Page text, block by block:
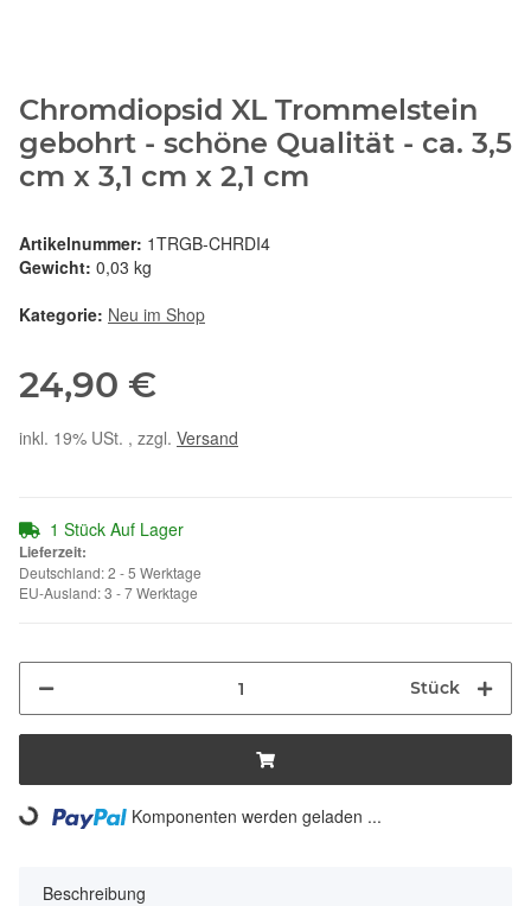
Chromdiopsid XL Trommelstein
gebohrt - schöne Qualität - ca. 3,5
cm x 3,1 cm x 2,1 cm
Artikelnummer: 1TRGB-CHRDI4
Gewicht: 0,03 kg
Kategorie: Neu im Shop
24,90 €
inkl. 19% USt. , zzgl. Versand
1 Stück Auf Lager
Lieferzeit:
Deutschland: 2 - 5 Werktage
EU-Ausland: 3 - 7 Werktage
Stück
Loading... Komponenten werden geladen ...
Beschreibung